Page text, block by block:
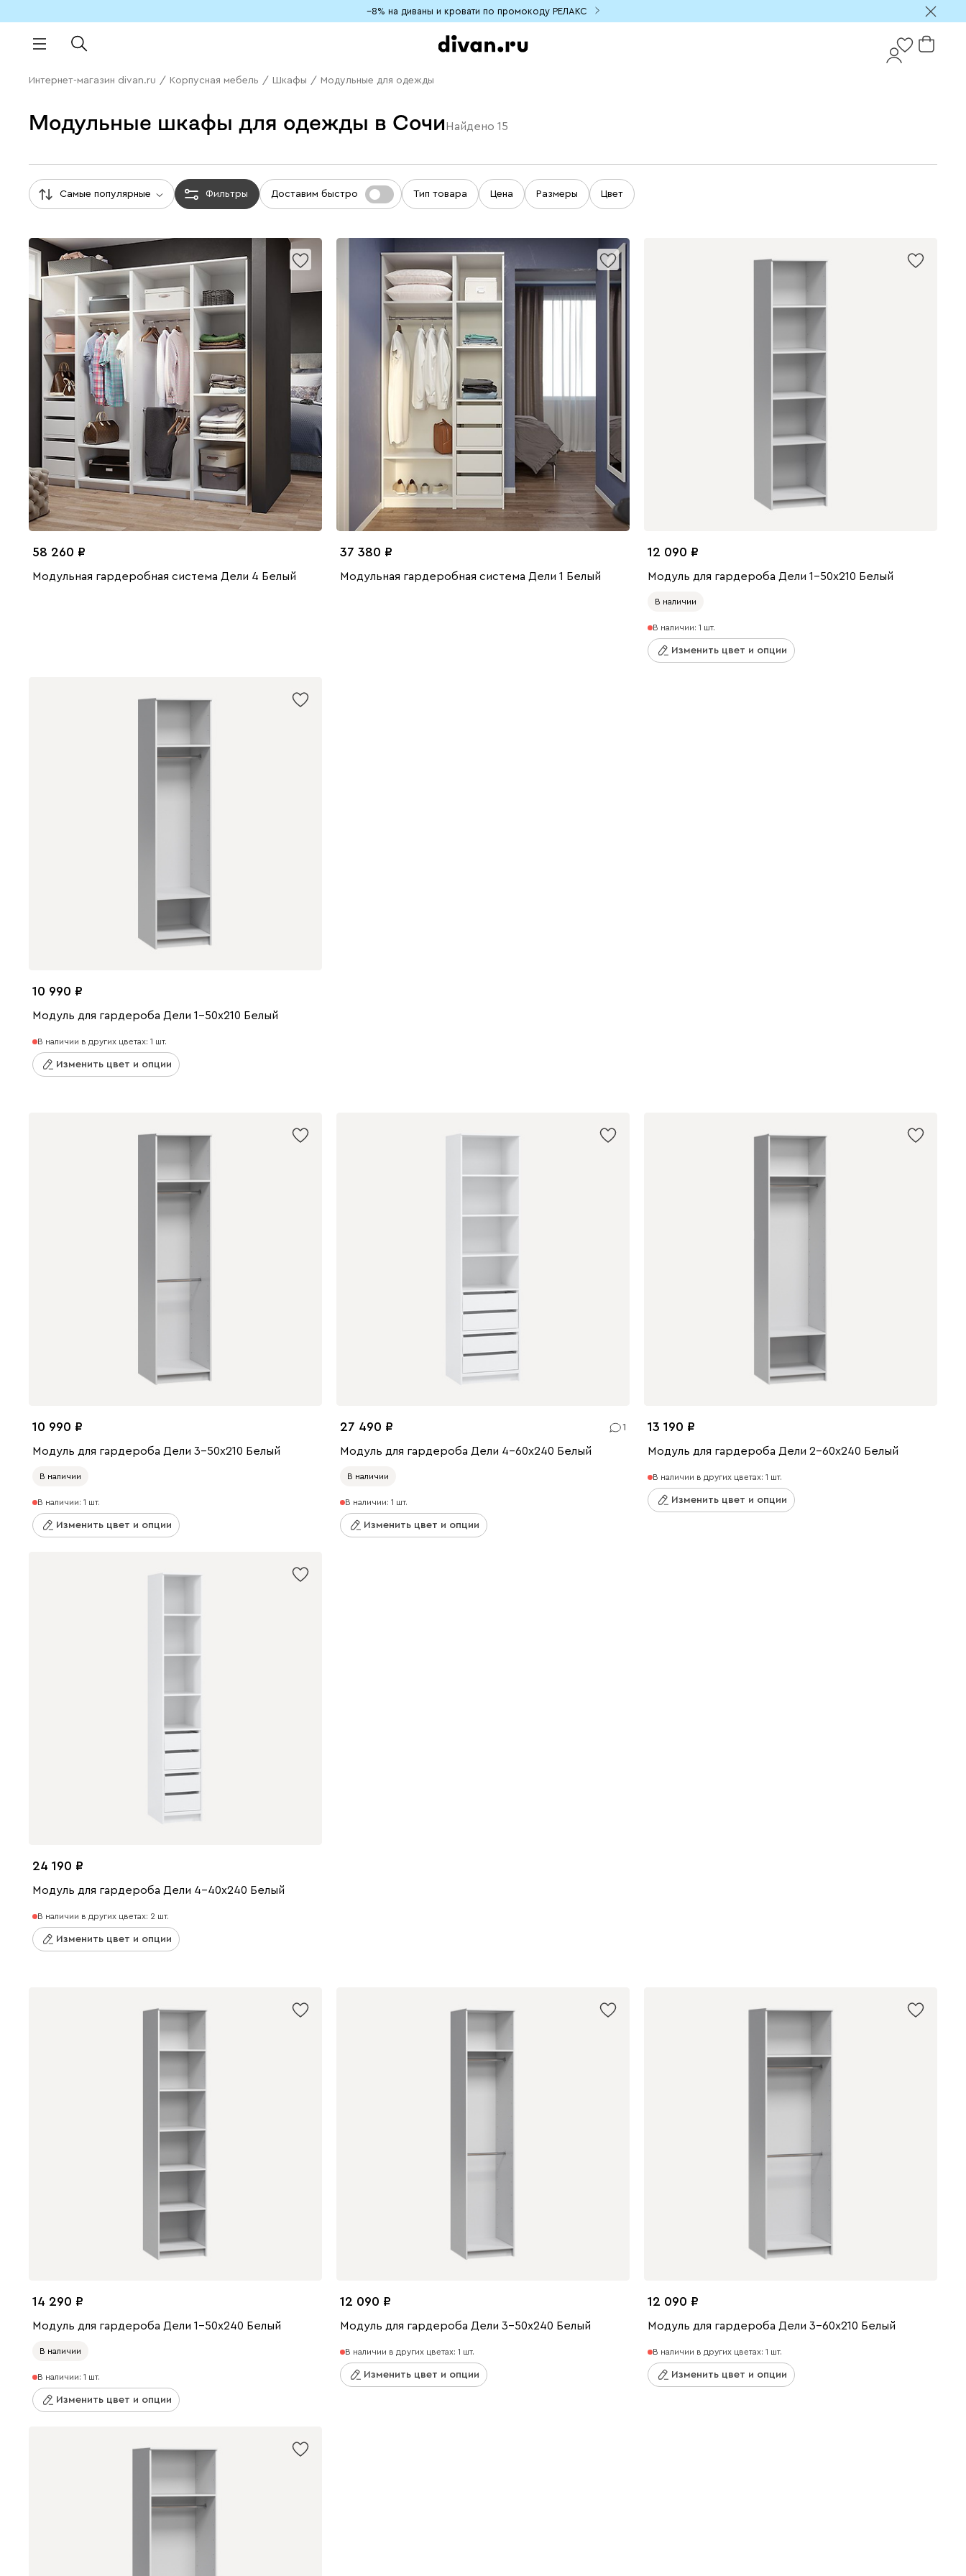
−8% на диваны и кровати по промокоду РЕЛАКС
Интернет-магазин divan.ru / Корпусная мебель / Шкафы / Модульные для одежды
Модульные шкафы для одежды в Сочи Найдено 15
Самые популярные Фильтры Доставим быстро Тип товара Цена Размеры Цвет
58 260
Модульная гардеробная система Дели 4 Белый
37 380
Модульная гардеробная система Дели 1 Белый
12 090
Модуль для гардероба Дели 1-50x210 Белый
В наличии
В наличии: 1 шт.
Изменить цвет и опции
10 990
Модуль для гардероба Дели 1-50x210 Белый
В наличии в других цветах: 1 шт.
Изменить цвет и опции
10 990
Модуль для гардероба Дели 3-50x210 Белый
В наличии
В наличии: 1 шт.
Изменить цвет и опции
27 490 1
Модуль для гардероба Дели 4-60x240 Белый
В наличии
В наличии: 1 шт.
Изменить цвет и опции
13 190
Модуль для гардероба Дели 2-60x240 Белый
В наличии в других цветах: 1 шт.
Изменить цвет и опции
24 190
Модуль для гардероба Дели 4-40x240 Белый
В наличии в других цветах: 2 шт.
Изменить цвет и опции
14 290
Модуль для гардероба Дели 1-50x240 Белый
В наличии
В наличии: 1 шт.
Изменить цвет и опции
12 090
Модуль для гардероба Дели 3-50x240 Белый
В наличии в других цветах: 1 шт.
Изменить цвет и опции
12 090
Модуль для гардероба Дели 3-60x210 Белый
В наличии в других цветах: 1 шт.
Изменить цвет и опции